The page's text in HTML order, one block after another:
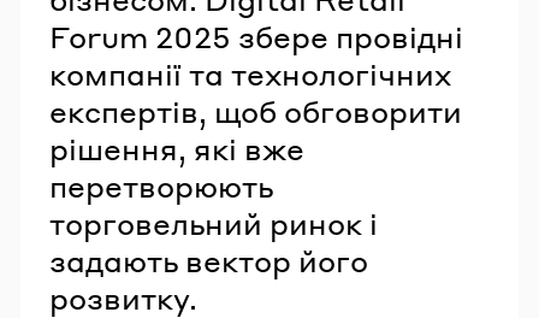
Forum 2025 збере провідні
компанії та технологічних
експертів, щоб обговорити
рішення, які вже
перетворюють
торговельний ринок і
задають вектор його
розвитку.